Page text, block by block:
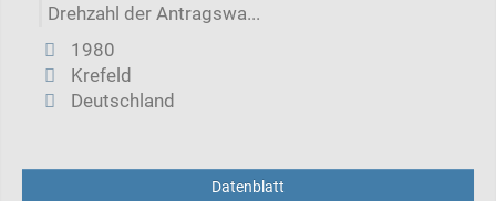
Drehzahl der Antragswa...
1980
Krefeld
Deutschland
Datenblatt